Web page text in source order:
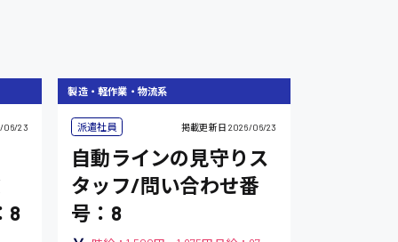
06/23
8
製造・軽作業・物流系
派遣社員 掲載更新日 2026/06/23
自動ラインの見守りス
タッフ/問い合わせ番
号：8